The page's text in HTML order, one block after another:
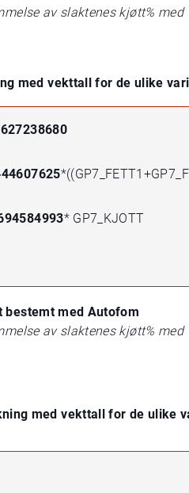
av slaktenes kjøtt% med
med vekttall for de ulike
* GP7_KJOTT
med Autofom
av slaktenes kjøtt% med
med vekttall for de ulike